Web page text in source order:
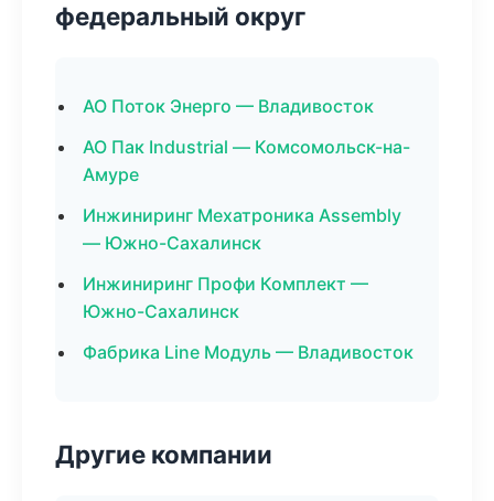
федеральный округ
АО Поток Энерго — Владивосток
АО Пак Industrial — Комсомольск-на-
Амуре
Инжиниринг Мехатроника Assembly
— Южно-Сахалинск
Инжиниринг Профи Комплект —
Южно-Сахалинск
Фабрика Line Модуль — Владивосток
Другие компании